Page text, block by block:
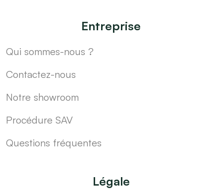
Entreprise
Qui sommes-nous ?
Contactez-nous
Notre showroom
Procédure SAV
Questions fréquentes
Légale